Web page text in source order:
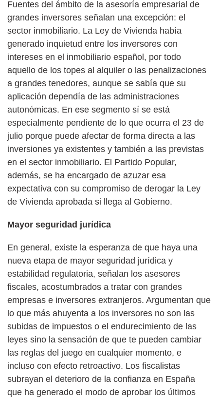
Fuentes del ámbito de la asesoría empresarial de
grandes inversores señalan una excepción: el
sector inmobiliario. La Ley de Vivienda había
generado inquietud entre los inversores con
intereses en el inmobiliario español, por todo
aquello de los topes al alquiler o las penalizaciones
a grandes tenedores, aunque se sabía que su
aplicación dependía de las administraciones
autonómicas. En ese segmento sí se está
especialmente pendiente de lo que ocurra el 23 de
julio porque puede afectar de forma directa a las
inversiones ya existentes y también a las previstas
en el sector inmobiliario. El Partido Popular,
además, se ha encargado de azuzar esa
expectativa con su compromiso de derogar la Ley
de Vivienda aprobada si llega al Gobierno.
Mayor seguridad jurídica
En general, existe la esperanza de que haya una
nueva etapa de mayor seguridad jurídica y
estabilidad regulatoria, señalan los asesores
fiscales, acostumbrados a tratar con grandes
empresas e inversores extranjeros. Argumentan que
lo que más ahuyenta a los inversores no son las
subidas de impuestos o el endurecimiento de las
leyes sino la sensación de que te pueden cambiar
las reglas del juego en cualquier momento, e
incluso con efecto retroactivo. Los fiscalistas
subrayan el deterioro de la confianza en España
que ha generado el modo de aprobar los últimos